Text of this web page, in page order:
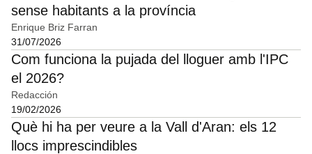
sense habitants a la província
Enrique Briz Farran
31/07/2026
Com funciona la pujada del lloguer amb l'IPC
el 2026?
Redacción
19/02/2026
Què hi ha per veure a la Vall d'Aran: els 12
llocs imprescindibles